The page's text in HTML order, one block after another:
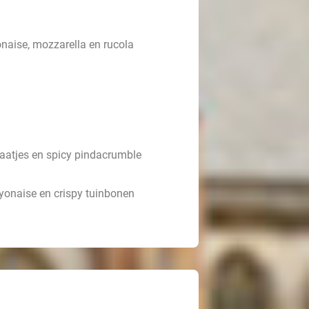
mozzarella en rucola
en spicy pindacrumble
en crispy tuinbonen